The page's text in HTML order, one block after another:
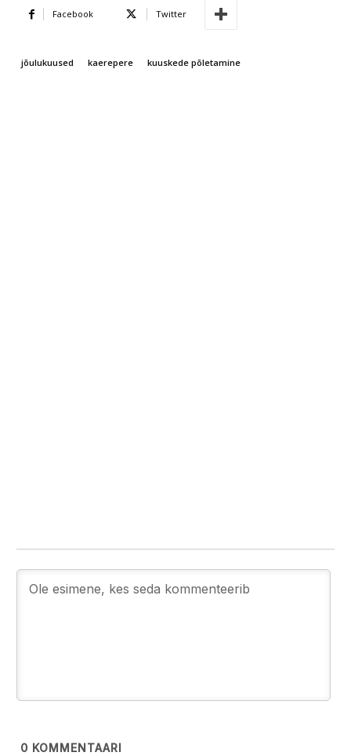
Facebook Twitter
jõulukuused kaerepere kuuskede põletamine
0 KOMMENTAARI